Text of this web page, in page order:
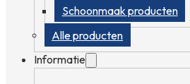
Schoonmaak producten
Alle producten
Informatie